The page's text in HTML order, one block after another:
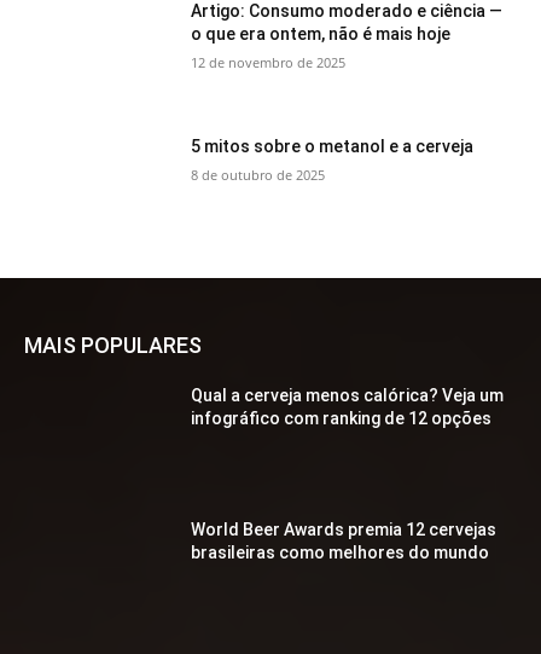
Artigo: Consumo moderado e ciência —
o que era ontem, não é mais hoje
12 de novembro de 2025
5 mitos sobre o metanol e a cerveja
8 de outubro de 2025
MAIS POPULARES
Qual a cerveja menos calórica? Veja um
infográfico com ranking de 12 opções
World Beer Awards premia 12 cervejas
brasileiras como melhores do mundo